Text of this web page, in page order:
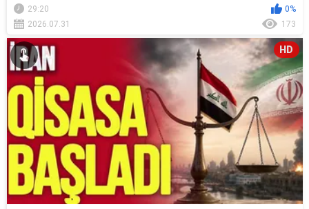
29:20
0%
2026.07.31
173
HD